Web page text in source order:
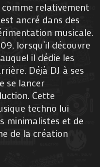
relativement
ancré dans des
musicale.
lorsqu’il découvre
il dédie les
Déjà DJ à ses
se lancer
Cette
techno lui
minimalistes et de
de la création